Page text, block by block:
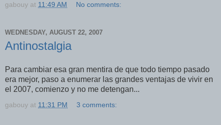
gabouy at 11:49 AM No comments:
WEDNESDAY, AUGUST 22, 2007
Antinostalgia
Para cambiar esa gran mentira de que todo tiempo pasado
era mejor, paso a enumerar las grandes ventajas de vivir en
el 2007, comienzo y no me detengan...
gabouy at 11:31 PM 3 comments: